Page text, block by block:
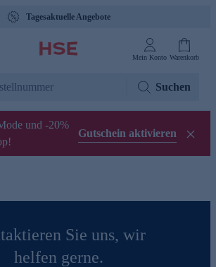
Tagesaktuelle Angebote
Mein Konto Warenkorb
Suchen
und -20%
Gutschein aktivieren
Sie uns, wir
helfen gerne.